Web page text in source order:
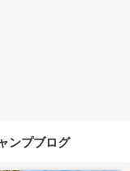
ンプブログ